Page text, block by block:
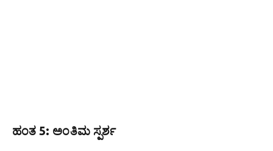
ಹಂತ 5: ಅಂತಿಮ ಸ್ಪರ್ಶ